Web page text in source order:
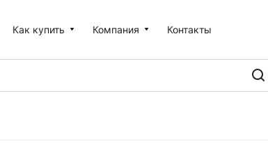
Как купить Компания Контакты